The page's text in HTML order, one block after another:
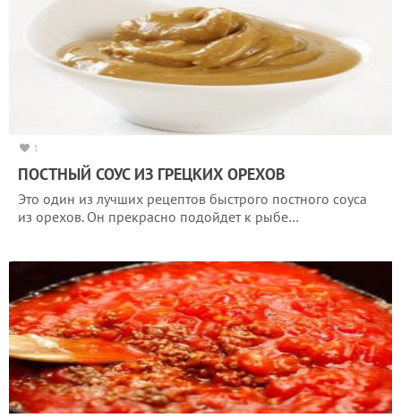
1
ПОСТНЫЙ СОУС ИЗ ГРЕЦКИХ ОРЕХОВ
Это один из лучших рецептов быстрого постного соуса
из орехов. Он прекрасно подойдет к рыбе…